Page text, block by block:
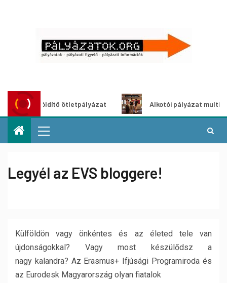
ötletpályázat Alkotói pályázat multimédia-
Legyél az EVS bloggere!
Külföldön vagy önkéntes és az életed tele van
újdonságokkal? Vagy most készülődsz a
nagy kalandra? Az Erasmus+ Ifjúsági Programiroda és
az Eurodesk Magyarország olyan fiatalok